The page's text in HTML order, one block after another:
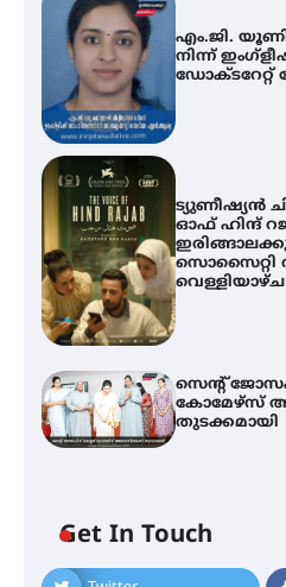
എം.ജി.
നിന്ന്
ഡോക്ടറേറ്റ്
ട്യുണീഷ്യൻ
ഓഫ് ഹിന്ദ്
സൊസൈറ്റി
സെന്റ്
കോമേഴ്‌സ്
തുടക്കമായി
Get In Touch